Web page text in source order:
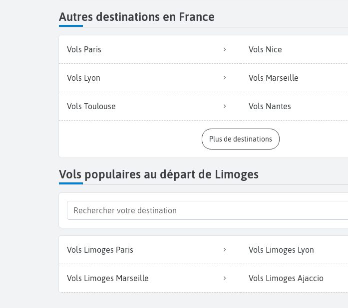
Autres destinations en France
Vols Paris Vols Nice
Vols Lyon Vols Marseille
Vols Toulouse Vols Nantes
Plus de destinations
Vols populaires au départ de Limoges
Vols Limoges Paris Vols Limoges Lyon
Vols Limoges Marseille Vols Limoges Ajaccio